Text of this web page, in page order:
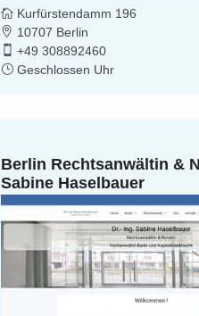
Kurfürstendamm 196
10707 Berlin
+49 308892460
Geschlossen Uhr
Berlin Rechtsanwältin &
Sabine Haselbauer